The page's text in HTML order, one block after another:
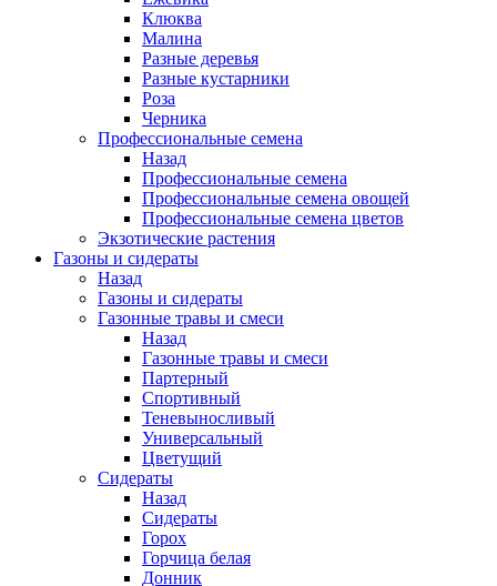
Клюква
Малина
Разные деревья
Разные кустарники
Роза
Черника
Профессиональные семена
Назад
Профессиональные семена
Профессиональные семена овощей
Профессиональные семена цветов
Экзотические растения
Газоны и сидераты
Назад
Газоны и сидераты
Газонные травы и смеси
Назад
Газонные травы и смеси
Партерный
Спортивный
Теневыносливый
Универсальный
Цветущий
Сидераты
Назад
Сидераты
Горох
Горчица белая
Донник